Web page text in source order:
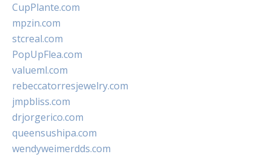
CupPlante.com
mpzin.com
stcreal.com
PopUpFlea.com
valueml.com
rebeccatorresjewelry.com
jmpbliss.com
drjorgerico.com
queensushipa.com
wendyweimerdds.com